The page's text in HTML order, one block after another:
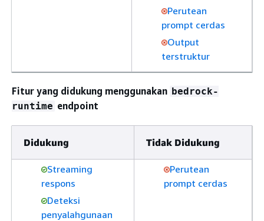
Perutean
prompt cerdas
Output
terstruktur
Fitur yang didukung menggunakan bedrock-
runtime endpoint
Didukung Tidak Didukung
Streaming
respons
Deteksi
penyalahgunaan
Perutean
prompt cerdas